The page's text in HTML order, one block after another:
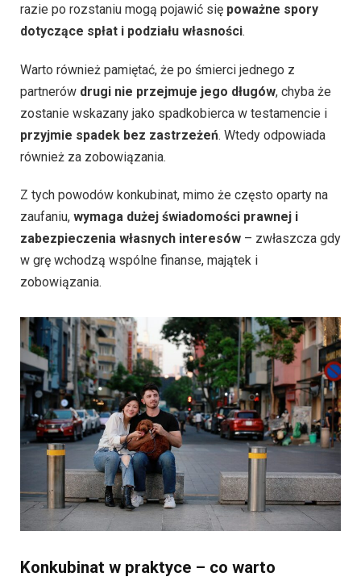
razie po rozstaniu mogą pojawić się poważne spory
dotyczące spłat i podziału własności.
Warto również pamiętać, że po śmierci jednego z
partnerów drugi nie przejmuje jego długów, chyba że
zostanie wskazany jako spadkobierca w testamencie i
przyjmie spadek bez zastrzeżeń. Wtedy odpowiada
również za zobowiązania.
Z tych powodów konkubinat, mimo że często oparty na
zaufaniu, wymaga dużej świadomości prawnej i
zabezpieczenia własnych interesów – zwłaszcza gdy
w grę wchodzą wspólne finanse, majątek i
zobowiązania.
Konkubinat w praktyce – co warto